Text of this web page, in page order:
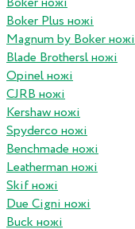
Boker Plus ножі
Magnum by Boker ножі
Blade Brothersl ножі
Opinel ножі
CJRB ножі
Kershaw ножі
Spyderco ножі
Benchmade ножі
Leatherman ножі
Skif ножі
Due Cigni ножі
Buck ножі